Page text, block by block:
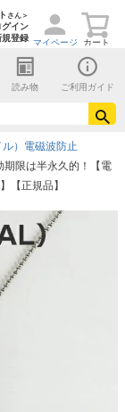
さん＞
グイン
規登録
カート
マイページ
読み物 ご利用ガイド
）電磁波防止
期限は半永久的！【電
【正規品】